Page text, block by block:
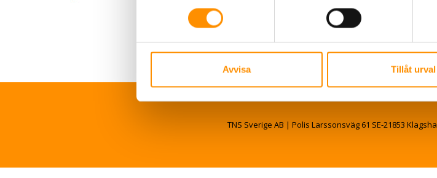
Avvisa Tillåt urval
TNS Sverige AB | Polis Larssonsväg 61 SE-21853